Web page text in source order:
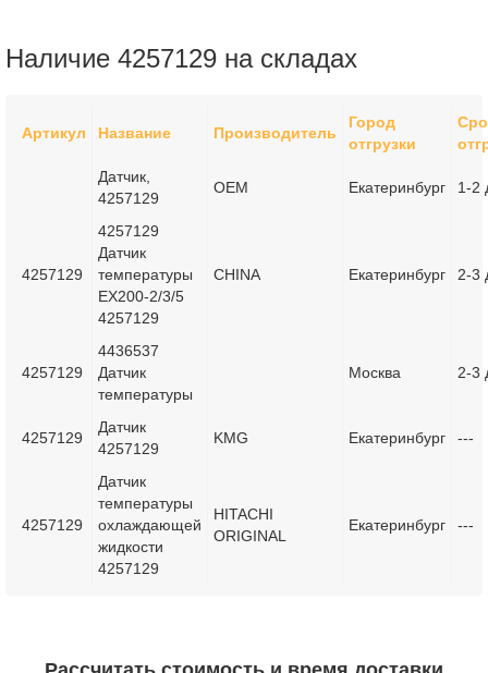
Наличие 4257129 на складах
Артикул Название Производитель
Город
отгрузки
Датчик,
4257129
OEM Екатеринбург 1-2
4257129
4257129
Датчик
температуры
EX200-2/3/5
4257129
CHINA Екатеринбург 2-3
4257129
4436537
Датчик
температуры
Москва 2-3
4257129
Датчик
4257129
KMG Екатеринбург ---
4257129
Датчик
температуры
охлаждающей
жидкости
4257129
HITACHI
ORIGINAL
Екатеринбург ---